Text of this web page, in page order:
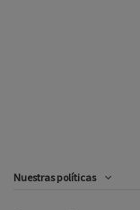
Nuestras políticas